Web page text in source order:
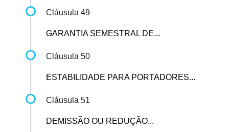
Cláusula 49
GARANTIA SEMESTRAL DE...
Cláusula 50
ESTABILIDADE PARA PORTADORES...
Cláusula 51
DEMISSÃO OU REDUÇÃO...